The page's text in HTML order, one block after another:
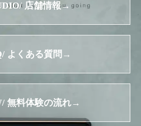
店舗情報→
よくある質問→
無料体験の流れ→